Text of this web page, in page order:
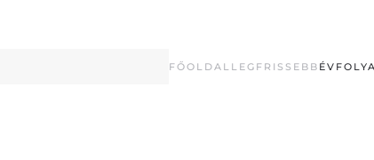
FŐOLDAL LEGFRISSEBB